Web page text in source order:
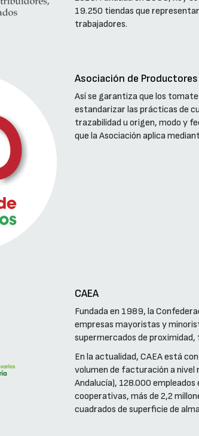
19.250 tiendas que
trabajadores.
Asociación de
Así se garantiza que los
estandarizar las prácticas de
trazabilidad u origen, modo y
que la Asociación aplica
CAEA
Fundada en 1989, la
empresas mayoristas y
supermercados de
En la actualidad, CAEA está
volumen de facturación a nivel
Andalucía), 128.000
cooperativas, más de 2,2
cuadrados de superficie de